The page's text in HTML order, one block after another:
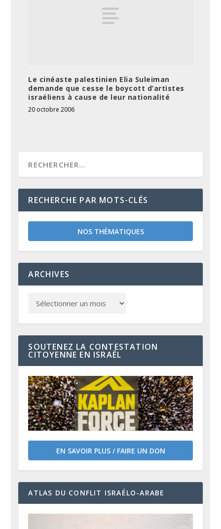
Le cinéaste palestinien Elia Suleiman
demande que cesse le boycott d’artistes
israéliens à cause de leur nationalité
20 octobre 2006
RECHERCHE PAR MOTS-CLÉS
NOS THÉMATIQUES
ARCHIVES
SOUTENEZ LA CONTESTATION
CITOYENNE EN ISRAËL
EN SAVOIR PLUS / FAIRE UN DON
ATLAS DU CONFLIT ISRAÉLO-ARABE